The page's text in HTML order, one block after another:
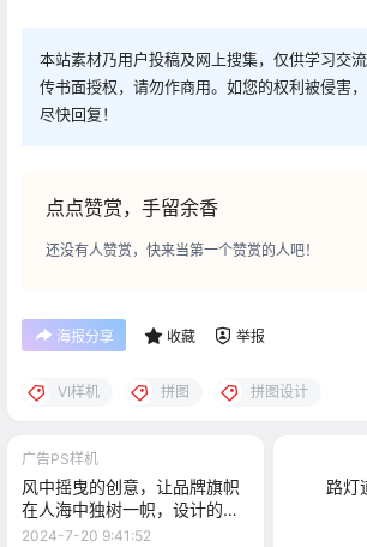
本站素材乃用户投稿及网上搜集，仅供学习交
传书面授权，请勿作商用。如您的权利被侵害
尽快回复！
点点赞赏，手留余香
还没有人赞赏，快来当第一个赞赏的人吧！
海报分享 收藏 举报
VI样机 拼图 拼图设计
广告PS样机
风中摇曳的创意，让品牌旗帜
在人海中独树一帜，设计的力
量无处不在
2024-7-20 9:41:52
路灯